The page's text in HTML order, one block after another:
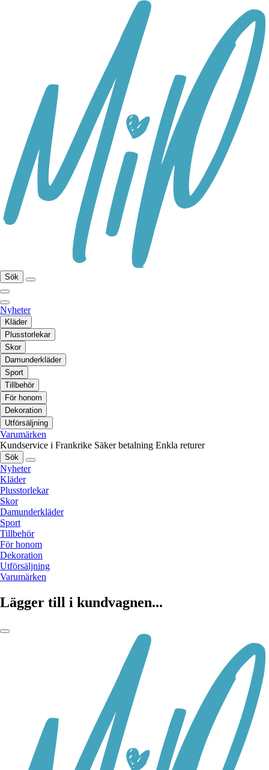
Sök
Nyheter
Kläder
Plusstorlekar
Skor
Damunderkläder
Sport
Tillbehör
För honom
Dekoration
Utförsäljning
Varumärken
Kundservice i Frankrike Säker betalning Enkla returer
Sök
Nyheter
Kläder
Plusstorlekar
Skor
Damunderkläder
Sport
Tillbehör
För honom
Dekoration
Utförsäljning
Varumärken
Lägger till i kundvagnen...